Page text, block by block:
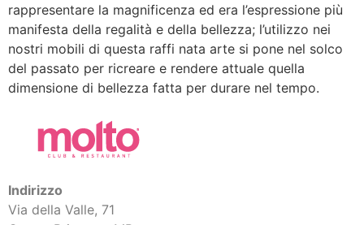
rappresentare la magnificenza ed era l’espressione più
manifesta della regalità e della bellezza; l’utilizzo nei
nostri mobili di questa raffi nata arte si pone nel solco
del passato per ricreare e rendere attuale quella
dimensione di bellezza fatta per durare nel tempo.
Indirizzo
Via della Valle, 71